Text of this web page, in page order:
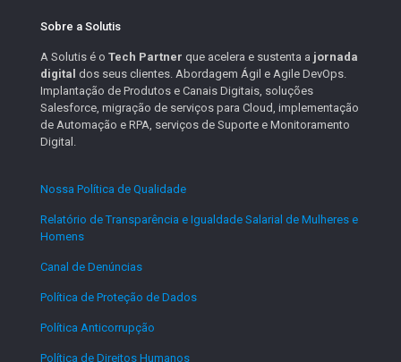
Sobre a Solutis
A Solutis é o Tech Partner que acelera e sustenta a jornada
digital dos seus clientes. Abordagem Ágil e Agile DevOps.
Implantação de Produtos e Canais Digitais, soluções
Salesforce, migração de serviços para Cloud, implementação
de Automação e RPA, serviços de Suporte e Monitoramento
Digital.
Nossa Política de Qualidade
Relatório de Transparência e Igualdade Salarial de Mulheres e
Homens
Canal de Denúncias
Política de Proteção de Dados
Política Anticorrupção
Política de Direitos Humanos